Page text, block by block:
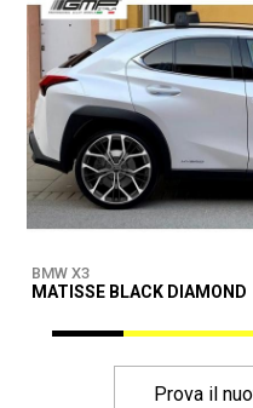
BMW X3
MATISSE BLACK DIAMOND
Prova il